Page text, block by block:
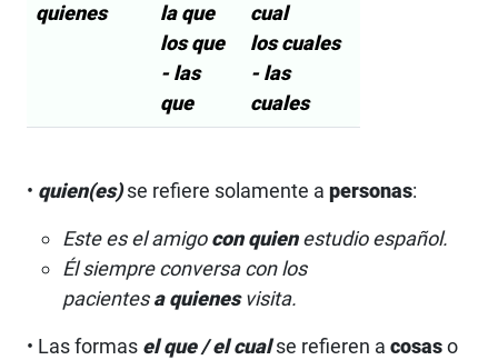
quienes
la que
los que
- las
que
cual
los cuales
- las
cuales
• quien(es)se refiere solamente a personas:
Este es el amigocon quienestudio español.
Él siempre conversa con los
pacientesaquienesvisita.
• Las formas el que / el cualse refieren a cosaso